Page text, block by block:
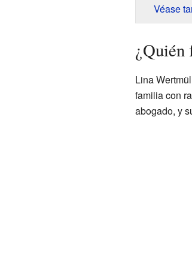
Véase
Lina
familia con
abogado, y